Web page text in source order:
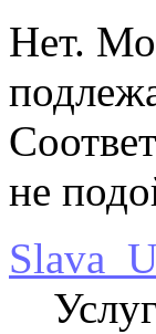
Нет.
не